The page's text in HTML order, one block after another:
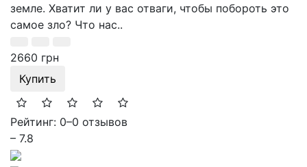
земле. Хватит ли у вас отваги, чтобы побороть это
самое зло? Что нас..
2660 грн
Купить
Рейтинг: 0–0 отзывов
– 7.8